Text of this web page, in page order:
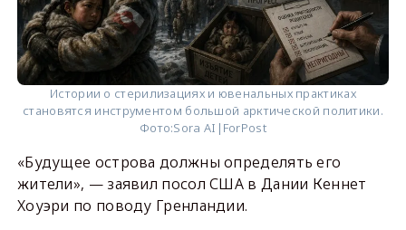
Истории о стерилизациях и ювенальных практиках
становятся инструментом большой арктической политики.
Фото:Sora AI|ForPost
«Будущее острова должны определять его
жители», — заявил посол США в Дании Кеннет
Хоуэри по поводу Гренландии.